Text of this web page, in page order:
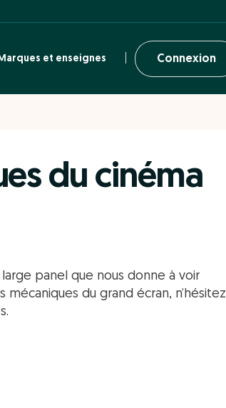
Marques et enseignes Connexion
du cinéma
panel que nous donne à voir
mécaniques du grand écran, n’hésitez